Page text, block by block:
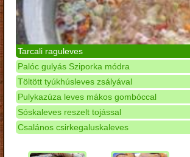
Tarcali raguleves
Palóc gulyás Sziporka módra
Töltött tyúkhúsleves zsályával
Pulykazúza leves mákos gombóccal
Sóskaleves reszelt tojással
Csalános csirkegaluskaleves